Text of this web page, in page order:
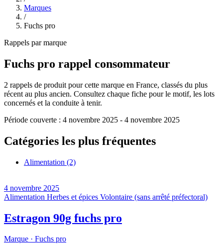
Marques
/
Fuchs pro
Rappels par marque
Fuchs pro rappel consommateur
2 rappels de produit pour cette marque en France, classés du plus
récent au plus ancien. Consultez chaque fiche pour le motif, les lots
concernés et la conduite à tenir.
Période couverte : 4 novembre 2025 - 4 novembre 2025
Catégories les plus fréquentes
Alimentation (2)
4 novembre 2025
Alimentation Herbes et épices Volontaire (sans arrêté préfectoral)
Estragon 90g fuchs pro
Marque · Fuchs pro